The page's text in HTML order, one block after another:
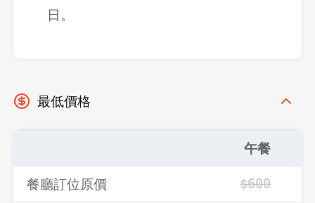
日。
最低價格
午餐
餐廳訂位原價 $600